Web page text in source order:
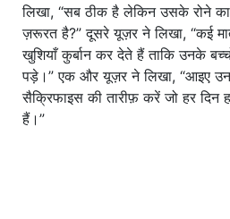
लिखा, “सब ठीक है लेकिन उसके रोने
ज़रूरत है?” दूसरे यूज़र ने लिखा, “कई
खुशियाँ कुर्बान कर देते हैं ताकि उनके
पड़े।” एक और यूज़र ने लिखा, “आइए
सैक्रिफाइस की तारीफ़ करें जो हर दिन
हैं।”